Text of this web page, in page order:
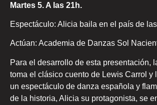
Martes 5. A las 21h.
Espectáculo: Alicia baila en el país de
Actúan: Academia de Danzas Sol
Para el desarrollo de esta presentación,
toma el clásico cuento de Lewis Carrol y
un espectáculo de danza española y
de la historia, Alicia su protagonista, se